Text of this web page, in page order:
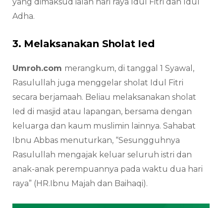
Adha.
3. Melaksanakan Sholat Ied
Umroh.com merangkum, di tanggal 1 Syawal,
Rasulullah juga menggelar sholat Idul Fitri
secara berjamaah. Beliau melaksanakan sholat
Ied di masjid atau lapangan, bersama dengan
keluarga dan kaum muslimin lainnya. Sahabat
Ibnu Abbas menuturkan, “Sesungguhnya
Rasulullah mengajak keluar seluruh istri dan
anak-anak perempuannya pada waktu dua hari
raya” (HR.Ibnu Majah dan Baihaqi).